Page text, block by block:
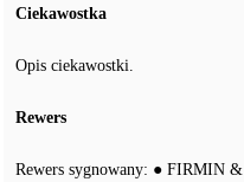
Ciekawostka
Opis ciekawostki.
Rewers
Rewers sygnowany: ● FIRMIN